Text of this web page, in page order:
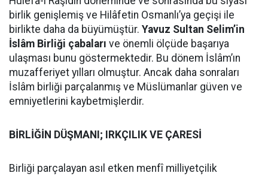
birlik genişlemiş ve Hilâfetin Osmanlı’ya geçişi ile
birlikte daha da büyümüştür. Yavuz Sultan Selim’in
İslâm Birliği çabaları ve önemli ölçüde başarıya
ulaşması bunu göstermektedir. Bu dönem İslâm’ın
muzafferiyet yılları olmuştur. Ancak daha sonraları
İslâm birliği parçalanmış ve Müslümanlar güven ve
emniyetlerini kaybetmişlerdir.
BİRLİĞİN DÜŞMANI; IRKÇILIK VE ÇARESİ
Birliği parçalayan asıl etken menfî milliyetçilik